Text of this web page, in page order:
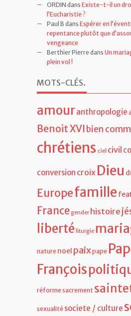
ORDIN dans Existe-t-il un
l’Eucharistie ?
Paul B dans Espérer en
repentance plutôt que
vengeance
Berthier Pierredans Un
plein vol !
MOTS-CLÉS.
amouranthropologie
Benoit XVIbien
chrétiens ciel civil
conversion croix Dieu
Europefamille
Francegender histoire
liberté liturgie
nature noel paixpape
François
réformesacrement
sexualité societe / culture